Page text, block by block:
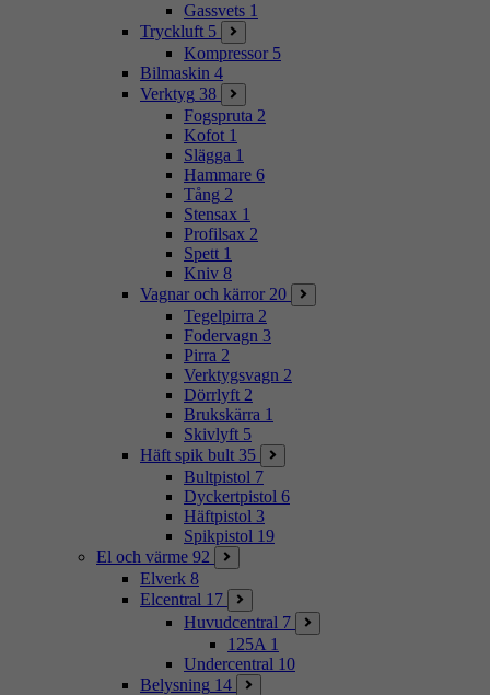
Gassvets 1
Tryckluft 5
Kompressor 5
Bilmaskin 4
Verktyg 38
Fogspruta 2
Kofot 1
Slägga 1
Hammare 6
Tång 2
Stensax 1
Profilsax 2
Spett 1
Kniv 8
Vagnar och kärror 20
Tegelpirra 2
Fodervagn 3
Pirra 2
Verktygsvagn 2
Dörrlyft 2
Brukskärra 1
Skivlyft 5
Häft spik bult 35
Bultpistol 7
Dyckertpistol 6
Häftpistol 3
Spikpistol 19
El och värme 92
Elverk 8
Elcentral 17
Huvudcentral 7
125A 1
Undercentral 10
Belysning 14